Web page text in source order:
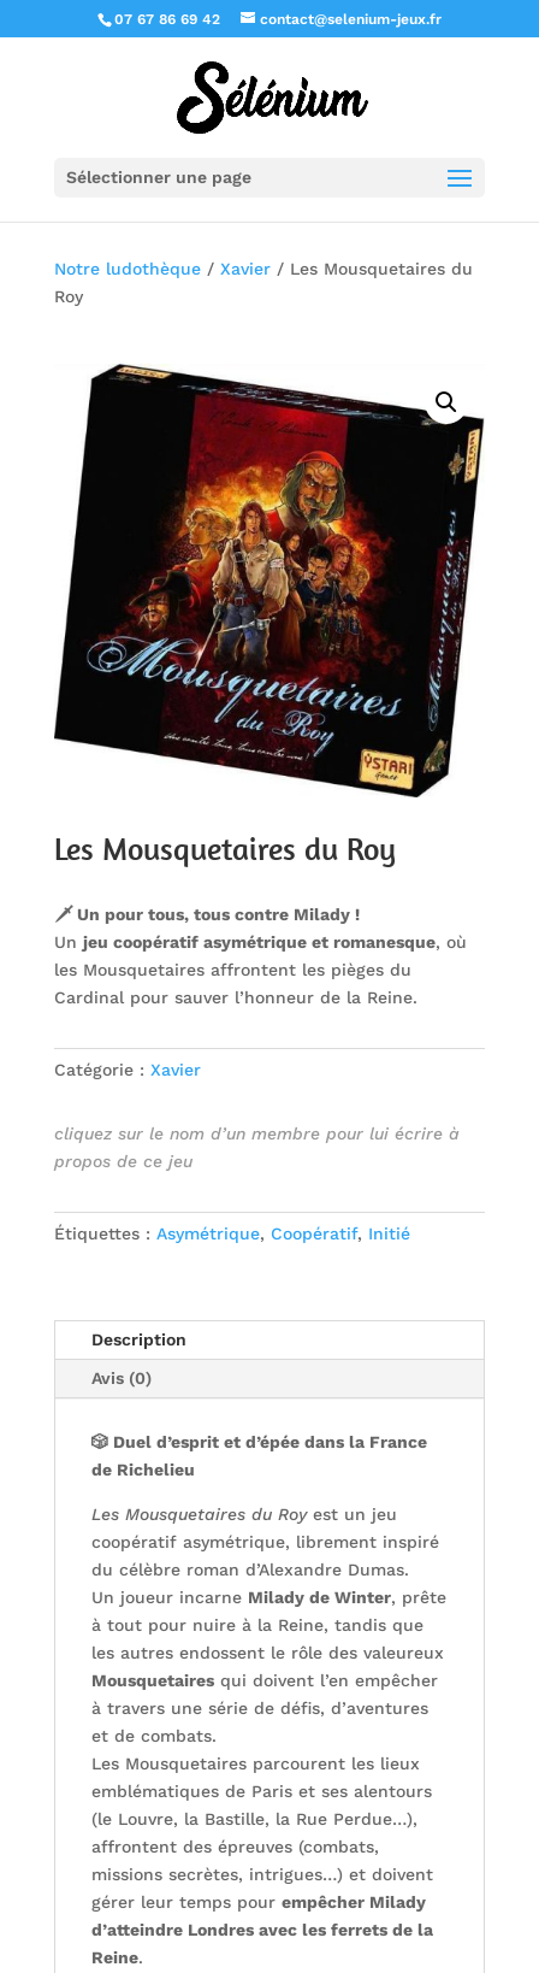
07 67 86 69 42 contact@selenium-jeux.fr
Sélectionner une page
Notre ludothèque/ Xavier/ Les Mousquetaires du
Roy
Les Mousquetaires du Roy
🗡️ Un pour tous, tous contre Milady !
Un jeu coopératif asymétrique et romanesque, où
les Mousquetaires affrontent les pièges du
Cardinal pour sauver l’honneur de la Reine.
Catégorie : Xavier
cliquez sur le nom d’un membre pour lui écrire à
propos de ce jeu
Étiquettes : Asymétrique, Coopératif, Initié
Description
Avis (0)
🎲 Duel d’esprit et d’épée dans la France
de Richelieu
Les Mousquetaires du Royest un jeu
coopératif asymétrique, librement inspiré
du célèbre roman d’Alexandre Dumas.
Un joueur incarne Milady de Winter, prête
à tout pour nuire à la Reine, tandis que
les autres endossent le rôle des valeureux
Mousquetairesqui doivent l’en empêcher
à travers une série de défis, d’aventures
et de combats.
Les Mousquetaires parcourent les lieux
emblématiques de Paris et ses alentours
(le Louvre, la Bastille, la Rue Perdue…),
affrontent des épreuves (combats,
missions secrètes, intrigues…) et doivent
gérer leur temps pour empêcher Milady
d’atteindre Londres avec les ferrets de la
Reine.